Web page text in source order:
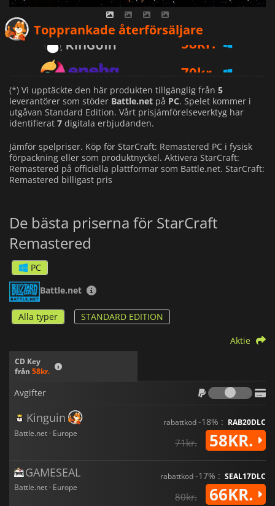
Topprankade återförsäljare
58kr.
66kr.
(*) Vi upptäckte den här produkten tillgänglig från 5
leverantörer som stöder Battle.net på PC. Spelet kommer i
utgåvan Standard Edition. Vårt prisjämförelseverktyg har
identifierat 7 digitala erbjudanden.
Jämför spelpriser. Köp för StarCraft: Remastered PC i fysisk
förpackning eller som produktnyckel. Aktivera StarCraft:
Remastered på officiella plattformar som Battle.net. StarCraft:
Remastered billigast pris
De bästa priserna för StarCraft
Remastered
PC
Battle.net
Alla typer STANDARD EDITION
CD Key
från 58kr.
Aktie
Avgifter
Kinguin
Battle.net · Europe
rabattkod-18% : RAB20DLC
71kr. 58KR.
GAMESEAL
Battle.net · Europe
rabattkod-17% : SEAL17DLC
80kr. 66KR.